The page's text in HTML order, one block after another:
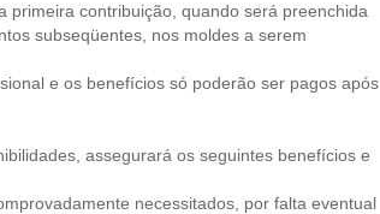
primeira contribuição, quando será preenchida
subseqüentes, nos moldes a serem
e os benefícios só poderão ser pagos após
assegurará os seguintes benefícios e
necessitados, por falta eventual